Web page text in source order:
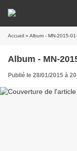
Accueil » Album - MN-2015-
Album - MN-
Publié le 28/01/2015 à